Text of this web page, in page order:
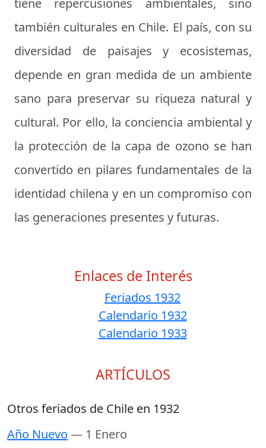
tiene repercusiones ambientales, sino
también culturales en Chile. El país, con su
diversidad de paisajes y ecosistemas,
depende en gran medida de un ambiente
sano para preservar su riqueza natural y
cultural. Por ello, la conciencia ambiental y
la protección de la capa de ozono se han
convertido en pilares fundamentales de la
identidad chilena y en un compromiso con
las generaciones presentes y futuras.
Enlaces de Interés
Feriados 1932
Calendario 1932
Calendario 1933
ARTÍCULOS
Otros feriados de Chile en 1932
Año Nuevo — 1 Enero